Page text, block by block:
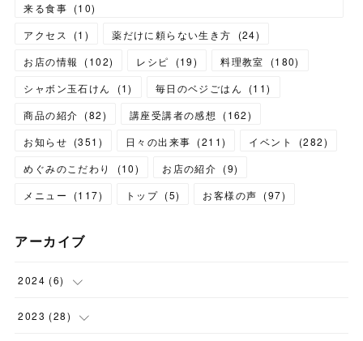
来る食事 (10)
アクセス
(1 ) 薬だけに頼らない生き方 (24)
お店の情報
(102) レシピ (19) 料理教室 (180)
シャボン玉石けん
(1) 毎日のベジごはん (11)
商品の紹介 (82) 講座受講者の感想 (162)
お知らせ (351 ) 日々の出来事 (211) イベント (282)
めぐみのこだわり
(10) お店の紹介 (9)
メニュー
(117) トップ (5) お客様の声 (97)
アーカイブ
2024 (6)
(1)
2023 (28)